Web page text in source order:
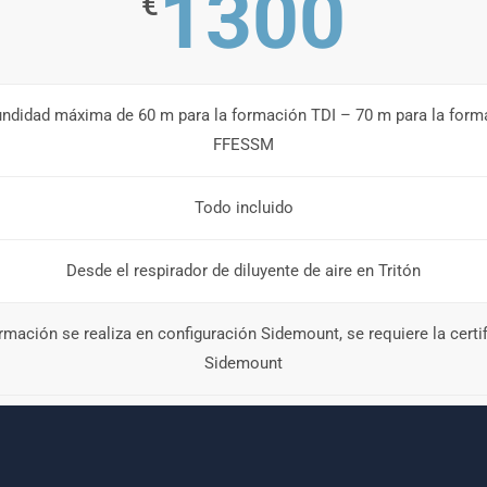
1300
máxima de 60 m para la formación TDI – 70 m para la
FFESSM
Todo incluido
Desde el respirador de diluyente de aire en Tritón
se realiza en configuración Sidemount, se requiere la
Sidemount